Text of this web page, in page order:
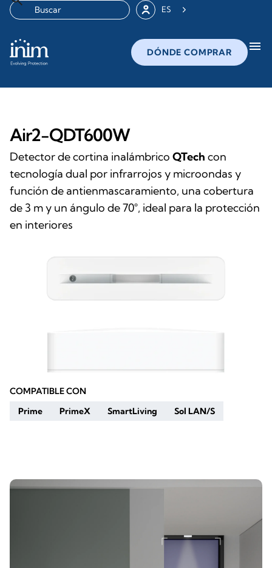
ES
DÓNDE COMPRAR menu
Air2-QDT600W
Detector de cortina inalámbrico QTech con
tecnología dual por infrarrojos y microondas y
función de antienmascaramiento, una cobertura
de 3 m y un ángulo de 70°, ideal para la protección
en interiores
COMPATIBLE CON
Prime
PrimeX SmartLiving Sol LAN/S